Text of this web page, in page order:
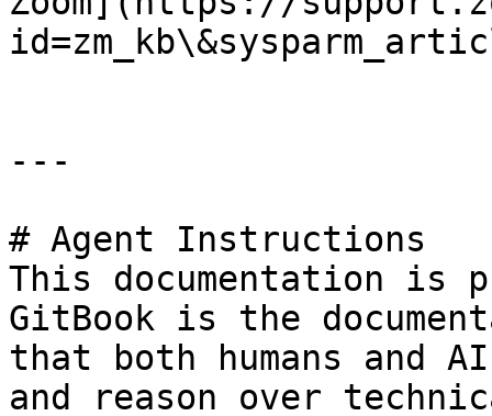
---
# Agent Instructions
This documentation is
GitBook is the
that both humans and
and reason over